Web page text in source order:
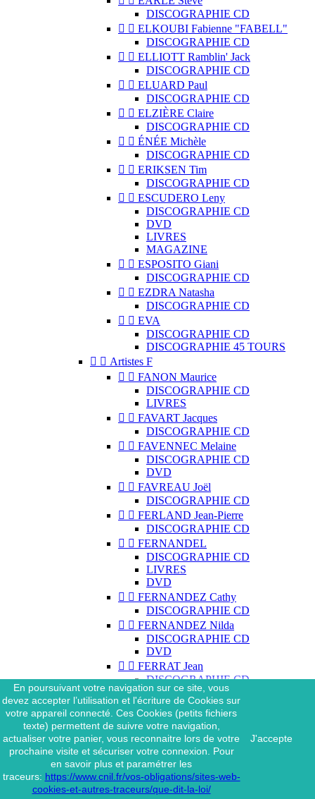
DISCOGRAPHIE CD
  ELKOUBI Fabienne "FABELL"
DISCOGRAPHIE CD
  ELLIOTT Ramblin' Jack
DISCOGRAPHIE CD
  ELUARD Paul
DISCOGRAPHIE CD
  ELZIÈRE Claire
DISCOGRAPHIE CD
  ÉNÉE Michèle
DISCOGRAPHIE CD
  ERIKSEN Tim
DISCOGRAPHIE CD
  ESCUDERO Leny
DISCOGRAPHIE CD
DVD
LIVRES
MAGAZINE
  ESPOSITO Giani
DISCOGRAPHIE CD
  EZDRA Natasha
DISCOGRAPHIE CD
  EVA
DISCOGRAPHIE CD
DISCOGRAPHIE 45 TOURS
  Artistes F
  FANON Maurice
DISCOGRAPHIE CD
LIVRES
  FAVART Jacques
DISCOGRAPHIE CD
  FAVENNEC Melaine
DISCOGRAPHIE CD
DVD
  FAVREAU Joël
DISCOGRAPHIE CD
  FERLAND Jean-Pierre
DISCOGRAPHIE CD
  FERNANDEL
DISCOGRAPHIE CD
LIVRES
DVD
  FERNANDEZ Cathy
DISCOGRAPHIE CD
  FERNANDEZ Nilda
DISCOGRAPHIE CD
DVD
  FERRAT Jean
DISCOGRAPHIE CD
DISCOGRAPHIE 45 TOURS
DISCOGRAPHIE 33 TOURS
DVD
MAGAZINE
  FERRAT Jean & SES
INTERPRÈTES
DISCOGRAPHIE CD
  FERRÉ Léo
En poursuivant votre navigation sur ce site, vous
devez accepter l’utilisation et l'écriture de Cookies sur
votre appareil connecté. Ces Cookies (petits fichiers
texte) permettent de suivre votre navigation,
actualiser votre panier, vous reconnaitre lors de votre
prochaine visite et sécuriser votre connexion. Pour
en savoir plus et paramétrer les
traceurs: https://www.cnil.fr/vos-obligations/sites-web-
cookies-et-autres-traceurs/que-dit-la-loi/
J'accepte